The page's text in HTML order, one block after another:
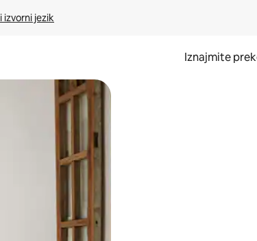
izvorni jezik
Iznajmite